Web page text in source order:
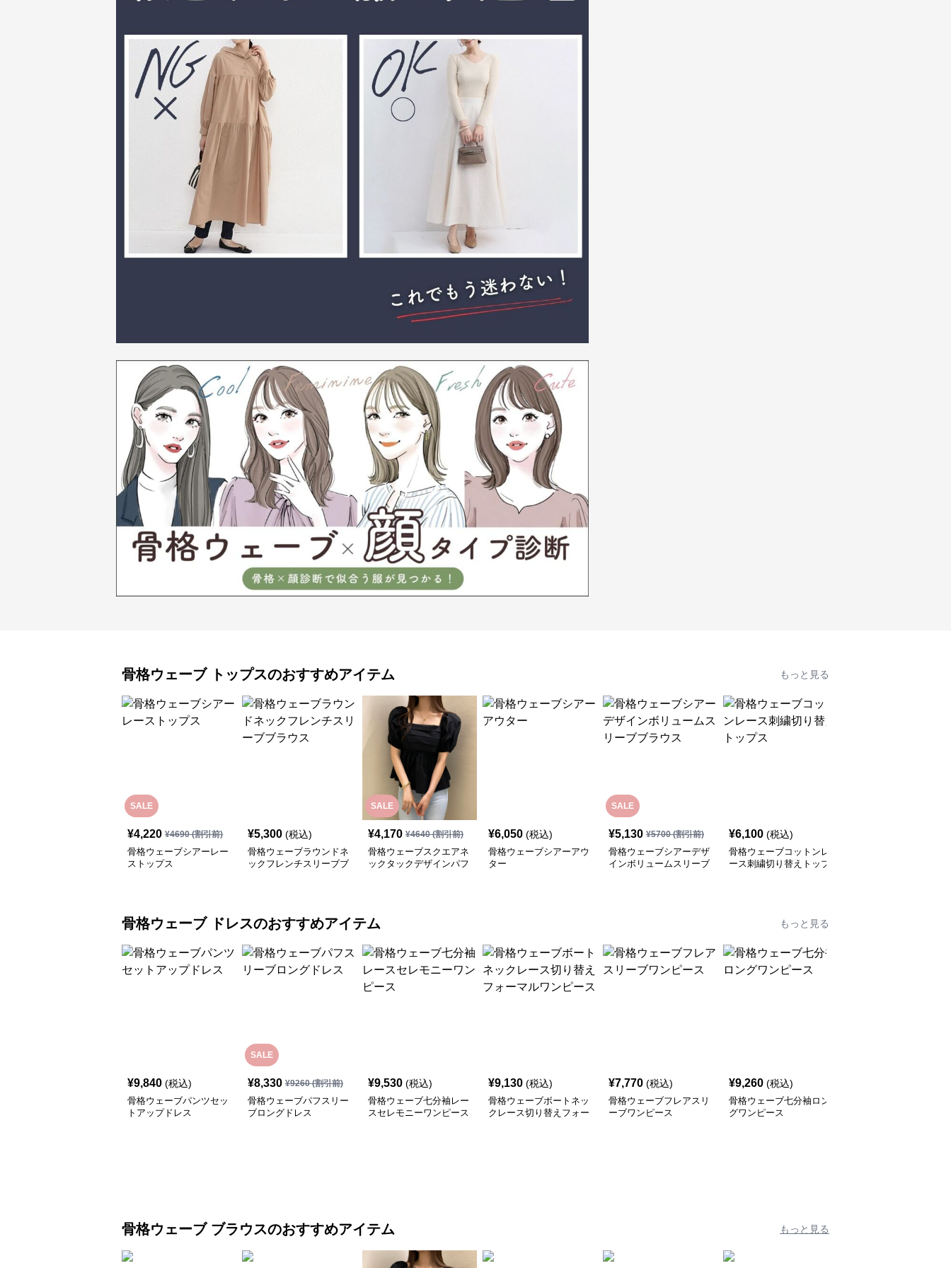
骨格ウェーブ トップスのおすすめアイテム もっと見る
SALE
¥4,220 ¥4690(割引前)
骨格ウェーブシアーレー
ストップス
¥5,300 (税込)
骨格ウェーブラウンドネ
ックフレンチスリーブブ
SALE
¥4,170 ¥4640(割引前)
骨格ウェーブスクエアネ
ックタックデザインパフ
¥6,050 (税込)
骨格ウェーブシアーアウ
ター
SALE
¥5,130 ¥5700(割引前)
骨格ウェーブシアーデザ
インボリュームスリーブ
¥6,100 (税込)
骨格ウェーブコットンレ
ース刺繍切り替えトップ
骨格ウェーブ ドレスのおすすめアイテム もっと見る
¥9,840 (税込)
骨格ウェーブパンツセッ
トアップドレス
SALE
¥8,330 ¥9260(割引前)
骨格ウェーブパフスリー
ブロングドレス
¥9,530 (税込)
骨格ウェーブ七分袖レー
スセレモニーワンピース
¥9,130 (税込)
骨格ウェーブボートネッ
クレース切り替えフォー
¥7,770 (税込)
骨格ウェーブフレアスリ
ーブワンピース
¥9,260 (税込)
骨格ウェーブ七分袖ロン
グワンピース
骨格ウェーブ ブラウスのおすすめアイテム もっと見る